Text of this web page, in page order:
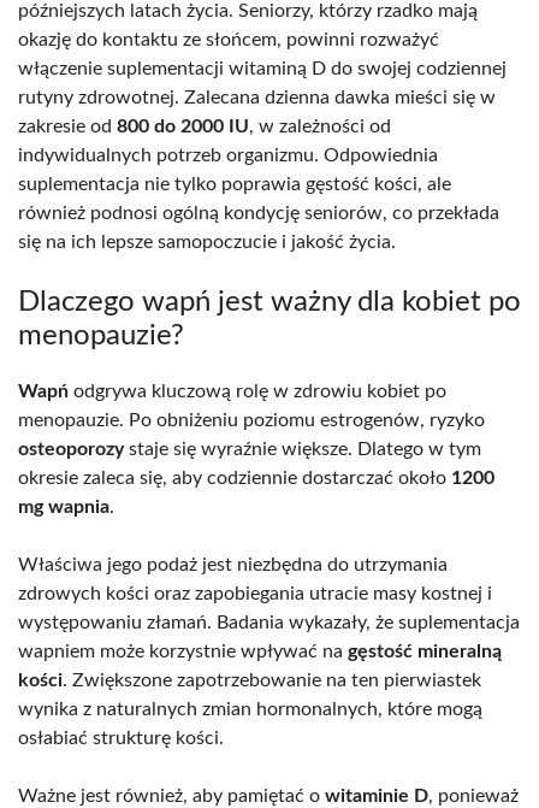
późniejszych latach życia. Seniorzy, którzy rzadko mają
okazję do kontaktu ze słońcem, powinni rozważyć
włączenie suplementacji witaminą D do swojej codziennej
rutyny zdrowotnej. Zalecana dzienna dawka mieści się w
zakresie od 800 do 2000 IU, w zależności od
indywidualnych potrzeb organizmu. Odpowiednia
suplementacja nie tylko poprawia gęstość kości, ale
również podnosi ogólną kondycję seniorów, co przekłada
się na ich lepsze samopoczucie i jakość życia.
Dlaczego wapń jest ważny dla kobiet po
menopauzie?
Wapń odgrywa kluczową rolę w zdrowiu kobiet po
menopauzie. Po obniżeniu poziomu estrogenów, ryzyko
osteoporozystaje się wyraźnie większe. Dlatego w tym
okresie zaleca się, aby codziennie dostarczać około 1200
mg wapnia.
Właściwa jego podaż jest niezbędna do utrzymania
zdrowych kości oraz zapobiegania utracie masy kostnej i
występowaniu złamań. Badania wykazały, że suplementacja
wapniem może korzystnie wpływać na gęstość mineralną
kości. Zwiększone zapotrzebowanie na ten pierwiastek
wynika z naturalnych zmian hormonalnych, które mogą
osłabiać strukturę kości.
Ważne jest również, aby pamiętać o witaminie D, ponieważ